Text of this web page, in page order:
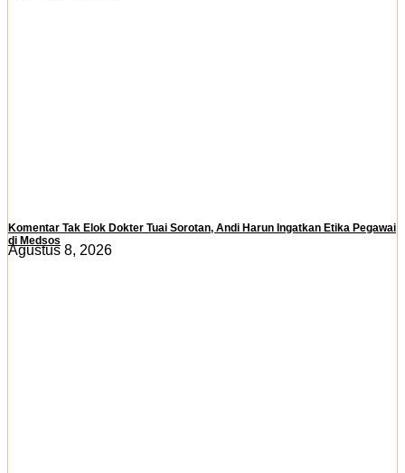
Komentar Tak Elok Dokter Tuai Sorotan, Andi Harun Ingatkan Etika Pegawai
di Medsos
Agustus 8, 2026